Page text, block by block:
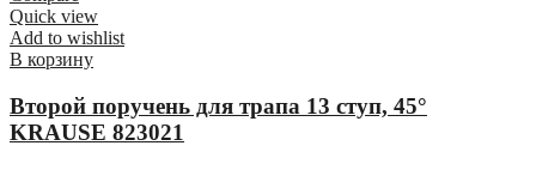
Quick view
Add to wishlist
В корзину
Второй поручень для трапа 13 ступ, 45°
KRAUSE 823021